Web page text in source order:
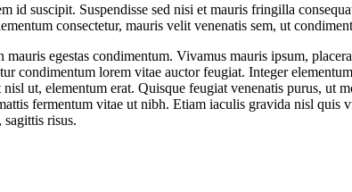
suscipit. Suspendisse sed nisi et mauris fringilla
consectetur, mauris velit venenatis sem, ut
egestas condimentum. Vivamus mauris ipsum,
condimentum lorem vitae auctor feugiat. Integer
ut, elementum erat. Quisque feugiat venenatis purus, ut
fermentum vitae ut nibh. Etiam iaculis gravida nisl quis
risus.